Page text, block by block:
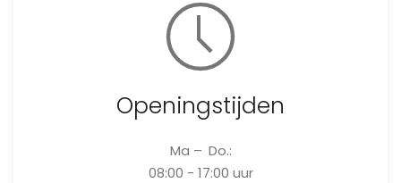
Openingstijden
Ma – Do.:
08:00 - 17:00 uur